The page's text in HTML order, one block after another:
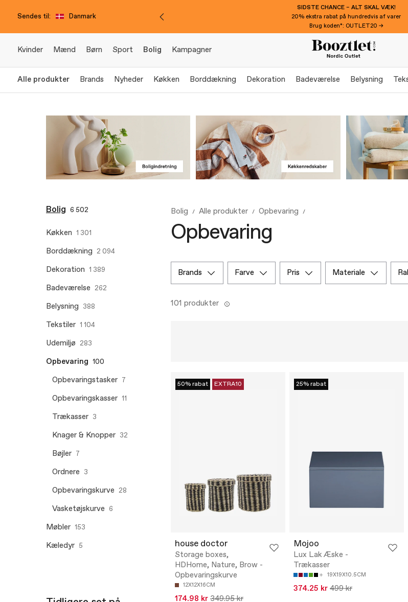
Sendes til: Danmark
SIDSTE CHANCE – ALT SKAL VÆK!
20% ekstra rabat på hundredvis af varer
Brug koden*: OUTLET20 →
Kvinder Mænd Børn Sport Bolig Kampagner
Alle produkter Brands Nyheder Køkken Borddækning Dekoration Badeværelse Belysning
Bolig 6 502
Køkken 1 301
Borddækning 2 094
Dekoration 1 389
Badeværelse 262
Belysning 388
Tekstiler 1 104
Udemiljø 283
Opbevaring 100
Opbevaringstasker 7
Opbevaringskasser 11
Trækasser 3
Knager & Knopper 32
Bøjler 7
Ordnere 3
Opbevaringskurve 28
Vasketøjskurve 6
Møbler 153
Kæledyr 5
Bolig Alle produkter Opbevaring
Opbevaring
brands farve pris materiale
101 produkter
50% rabat EXTRA10
house doctor
Storage boxes,
HDHome, Nature, Brow -
Opbevaringskurve
12X12X16CM
174.98 kr 349.95 kr
25% rabat
Mojoo
Lux Lak Æske -
Trækasser
19X19X10.5CM
374.25 kr 499 kr